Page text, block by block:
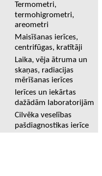
Termometri,
termohigrometri,
areometri
Maisīšanas ierīces,
centrifūgas, kratītāji
Laika, vēja ātruma un
skaņas, radiacijas
mērīšanas ierīces
Ierīces un iekārtas
dažādām laboratorijām
Cilvēka veselības
pašdiagnostikas ierīce